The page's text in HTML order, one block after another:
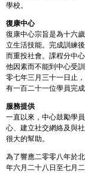
學校。
復康中心
復康中心宗旨是為十六
立生活技能。完成訓練
而重投社會。課程分中
他因素而不能到中心受
零七年三月三十一日止
有一百二十一位學員完成
服務提供
一直以來，中心鼓勵學
心、建立社交網絡及與
很大的幫助。
為了響應二零零八年於
年六月二十八日至七月